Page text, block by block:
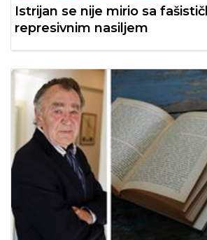
Istrijan se nije mirio sa
represivnim nasiljem